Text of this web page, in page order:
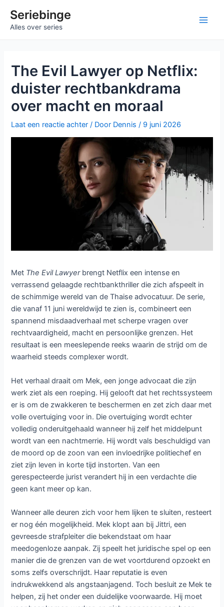
naarSeriebinge
Alles over series
The Evil Lawyer op Netflix:
duister rechtbankdrama
over macht en moraal
Laat een reactie achter / Door Dennis/ 9 juni 2026
Met The Evil Lawyerbrengt Netflix een intense en
verrassend gelaagde rechtbankthriller die zich afspeelt in
de schimmige wereld van de Thaise advocatuur. De serie,
die vanaf 11 juni wereldwijd te zien is, combineert een
spannend misdaadverhaal met scherpe vragen over
rechtvaardigheid, macht en persoonlijke grenzen. Het
resultaat is een meeslepende reeks waarin de strijd om de
waarheid steeds complexer wordt.
Het verhaal draait om Mek, een jonge advocaat die zijn
werk ziet als een roeping. Hij gelooft dat het rechtssysteem
er is om de zwakkeren te beschermen en zet zich daar met
volle overtuiging voor in. Die overtuiging wordt echter
volledig onderuitgehaald wanneer hij zelf het middelpunt
wordt van een nachtmerrie. Hij wordt vals beschuldigd van
de moord op de zoon van een invloedrijke politiechef en
ziet zijn leven in korte tijd instorten. Van een
gerespecteerde jurist verandert hij in een verdachte die
geen kant meer op kan.
Wanneer alle deuren zich voor hem lijken te sluiten, resteert
er nog één mogelijkheid. Mek klopt aan bij Jittri, een
gevreesde strafpleiter die bekendstaat om haar
meedogenloze aanpak. Zij speelt het juridische spel op een
manier die de grenzen van de wet voortdurend opzoekt en
soms zelfs overschrijdt. Haar reputatie is even
indrukwekkend als angstaanjagend. Toch besluit ze Mek te
helpen, zij het onder een duidelijke voorwaarde. Hij moet